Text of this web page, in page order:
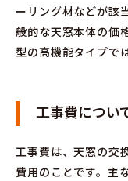
ーリング材などが該
般的な天窓本体の価
型の高機能タイプで
工事費につい
工事費は、天窓の交
費用のことです。主